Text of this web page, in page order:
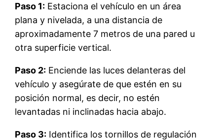
Paso 1: Estaciona el vehículo en un área
plana y nivelada, a una distancia de
aproximadamente 7 metros de una pared u
otra superficie vertical.
Paso 2: Enciende las luces delanteras del
vehículo y asegúrate de que estén en su
posición normal, es decir, no estén
levantadas ni inclinadas hacia abajo.
Paso 3: Identifica los tornillos de regulación